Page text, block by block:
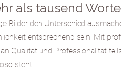
als tausend Worte
Bilder den Unterschied
entsprechend sein. Mit
Qualität und Professionalität
steht.